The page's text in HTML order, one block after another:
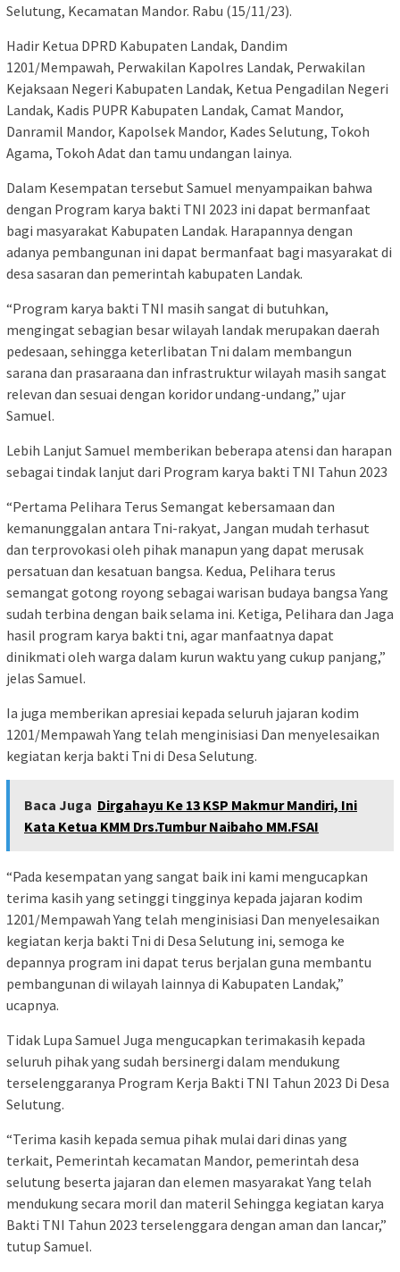
Selutung, Kecamatan Mandor. Rabu (15/11/23).
Hadir Ketua DPRD Kabupaten Landak, Dandim
1201/Mempawah, Perwakilan Kapolres Landak, Perwakilan
Kejaksaan Negeri Kabupaten Landak, Ketua Pengadilan Negeri
Landak, Kadis PUPR Kabupaten Landak, Camat Mandor,
Danramil Mandor, Kapolsek Mandor, Kades Selutung, Tokoh
Agama, Tokoh Adat dan tamu undangan lainya.
Dalam Kesempatan tersebut Samuel menyampaikan bahwa
dengan Program karya bakti TNI 2023 ini dapat bermanfaat
bagi masyarakat Kabupaten Landak. Harapannya dengan
adanya pembangunan ini dapat bermanfaat bagi masyarakat di
desa sasaran dan pemerintah kabupaten Landak.
“Program karya bakti TNI masih sangat di butuhkan,
mengingat sebagian besar wilayah landak merupakan daerah
pedesaan, sehingga keterlibatan Tni dalam membangun
sarana dan prasaraana dan infrastruktur wilayah masih sangat
relevan dan sesuai dengan koridor undang-undang,” ujar
Samuel.
Lebih Lanjut Samuel memberikan beberapa atensi dan harapan
sebagai tindak lanjut dari Program karya bakti TNI Tahun 2023
“Pertama Pelihara Terus Semangat kebersamaan dan
kemanunggalan antara Tni-rakyat, Jangan mudah terhasut
dan terprovokasi oleh pihak manapun yang dapat merusak
persatuan dan kesatuan bangsa. Kedua, Pelihara terus
semangat gotong royong sebagai warisan budaya bangsa Yang
sudah terbina dengan baik selama ini. Ketiga, Pelihara dan Jaga
hasil program karya bakti tni, agar manfaatnya dapat
dinikmati oleh warga dalam kurun waktu yang cukup panjang,”
jelas Samuel.
Ia juga memberikan apresiai kepada seluruh jajaran kodim
1201/Mempawah Yang telah menginisiasi Dan menyelesaikan
kegiatan kerja bakti Tni di Desa Selutung.
Baca Juga Dirgahayu Ke 13 KSP Makmur Mandiri, Ini
Kata Ketua KMM Drs.Tumbur Naibaho MM.FSAI
“Pada kesempatan yang sangat baik ini kami mengucapkan
terima kasih yang setinggi tingginya kepada jajaran kodim
1201/Mempawah Yang telah menginisiasi Dan menyelesaikan
kegiatan kerja bakti Tni di Desa Selutung ini, semoga ke
depannya program ini dapat terus berjalan guna membantu
pembangunan di wilayah lainnya di Kabupaten Landak,”
ucapnya.
Tidak Lupa Samuel Juga mengucapkan terimakasih kepada
seluruh pihak yang sudah bersinergi dalam mendukung
terselenggaranya Program Kerja Bakti TNI Tahun 2023 Di Desa
Selutung.
“Terima kasih kepada semua pihak mulai dari dinas yang
terkait, Pemerintah kecamatan Mandor, pemerintah desa
selutung beserta jajaran dan elemen masyarakat Yang telah
mendukung secara moril dan materil Sehingga kegiatan karya
Bakti TNI Tahun 2023 terselenggara dengan aman dan lancar,”
tutup Samuel.